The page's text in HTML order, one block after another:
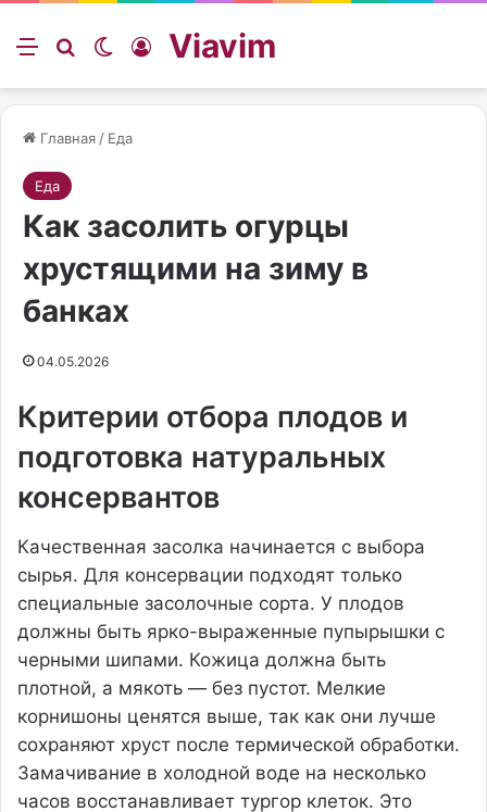
Меню ИскатьSwitch skin
Войти
Viavim
Главная / Еда
Еда
Как засолить огурцы
хрустящими на зиму в
банках
04.05.2026
Критерии отбора плодов и
подготовка натуральных
консервантов
Качественная засолка начинается с выбора
сырья. Для консервации подходят только
специальные засолочные сорта. У плодов
должны быть ярко-выраженные пупырышки с
черными шипами. Кожица должна быть
плотной, а мякоть — без пустот. Мелкие
корнишоны ценятся выше, так как они лучше
сохраняют хруст после термической обработки.
Замачивание в холодной воде на несколько
часов восстанавливает тургор клеток. Это